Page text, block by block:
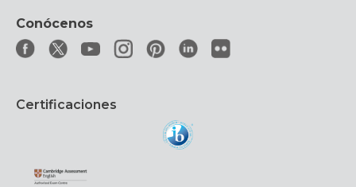
Conócenos
Certificaciones